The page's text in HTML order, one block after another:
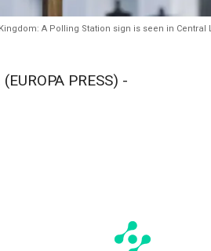
A Polling Station sign is seen in
PRESS) -